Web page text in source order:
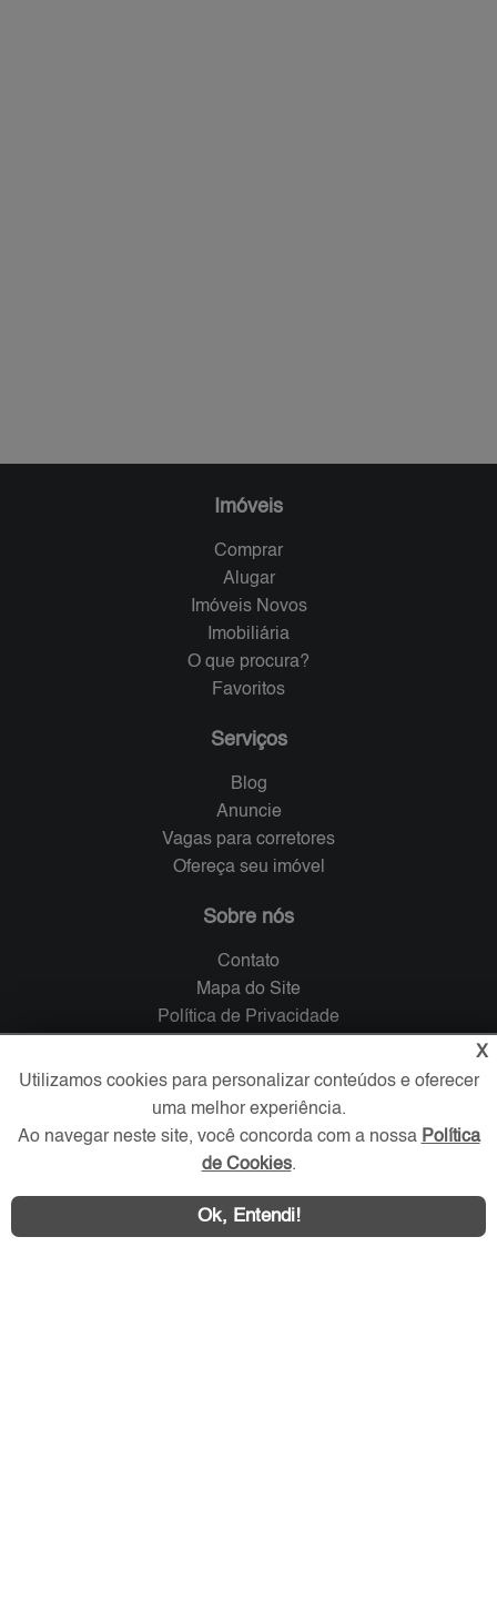
Imóveis
Comprar
Alugar
Imóveis Novos
Imobiliária
O que procura?
Favoritos
Serviços
Blog
Anuncie
Vagas para corretores
Ofereça seu imóvel
Sobre nós
Contato
Mapa do Site
Política de Privacidade
Verificada por
Redes Sociais
X
Utilizamos cookies para personalizar conteúdos e oferecer
uma melhor experiência.
Ao navegar neste site, você concorda com a nossa Política
de Cookies.
Ok, Entendi!